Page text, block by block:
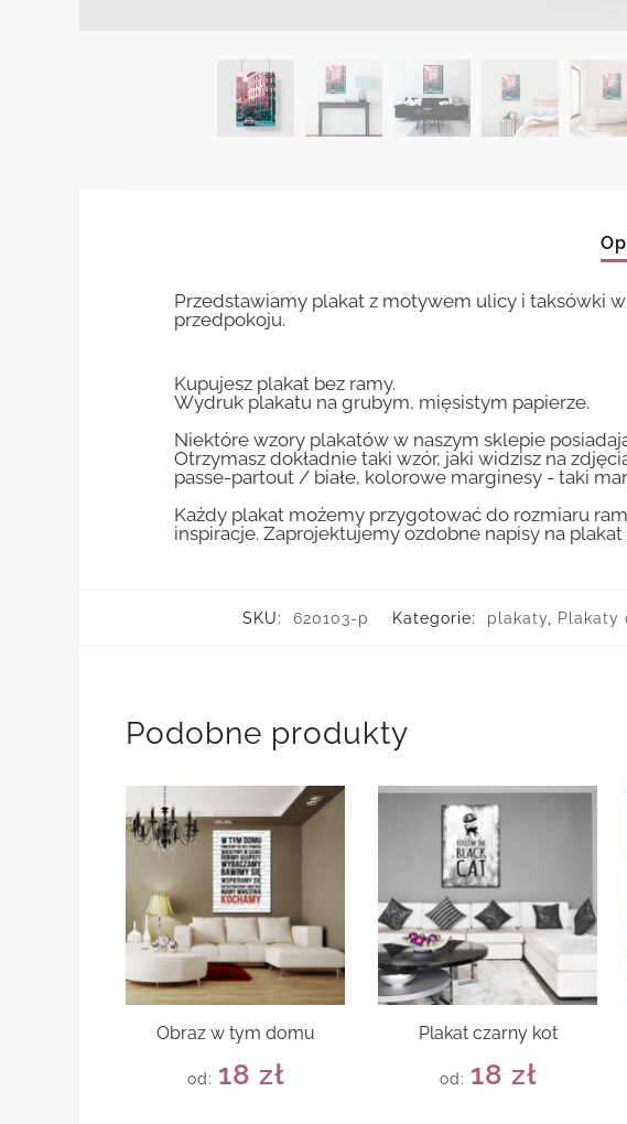
Przedstawiamy plakat z motywem ulicy i taksówki
przedpokoju.
Kupujesz plakat bez ramy.
Wydruk plakatu na grubym, mięsistym papierze.
Niektóre wzory plakatów w naszym sklepie
Otrzymasz dokładnie taki wzór, jaki widzisz na
passe-partout / białe, kolorowe marginesy - taki
Każdy plakat możemy przygotować do rozmiaru
inspiracje. Zaprojektujemy ozdobne napisy na
SKU: 620103-p Kategorie: plakaty Plakaty
Podobne produkty
Obraz w tym domu
od: 18 zł
Plakat czarny kot
od: 18 zł